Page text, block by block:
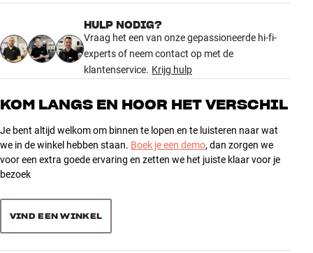
HULP NODIG?
Vraag het een van onze gepassioneerde hi-fi-
experts of neem contact op met de
klantenservice. Krijg hulp
KOM LANGS EN HOOR HET VERSCHIL
Je bent altijd welkom om binnen te lopen en te luisteren naar wat
we in de winkel hebben staan. Boek je een demo, dan zorgen we
voor een extra goede ervaring en zetten we het juiste klaar voor je
bezoek
VIND EEN WINKEL